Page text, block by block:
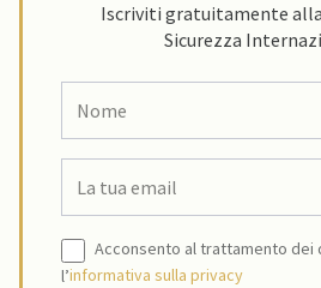
Iscriviti gratuitamente
Sicurezza
Acconsento al trattamento dei
l’informativa sulla privacy